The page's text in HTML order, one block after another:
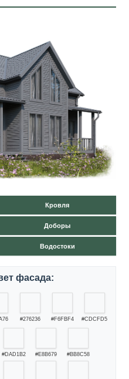
Кровля
Доборы
Водостоки
фасада:
#276236 #F6FBF4 #CDCFD5
#DAD1B2 #E8B679 #BB8C58